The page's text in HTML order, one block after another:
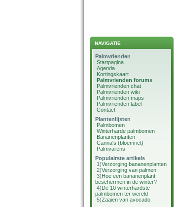
NAVIGATIE
Palmvrienden
Startpagina
Agenda
Kortingskaart
Palmvrienden forums
Palmvrienden chat
Palmvrienden wiki
Palmvrienden maps
Palmvrienden label
Contact
Plantenlijsten
Palmbomen
Winterharde palmbomen
Bananenplanten
Canna's (bloemriet)
Palmvarens
Populairste artikels
1)Verzorging bananenplanten
2)Verzorging van palmen
3)Hoe een bananenplant
beschermen in de winter?
4)De 10 winterhardste
palmbomen ter wereld
5)Zaaien van avocado